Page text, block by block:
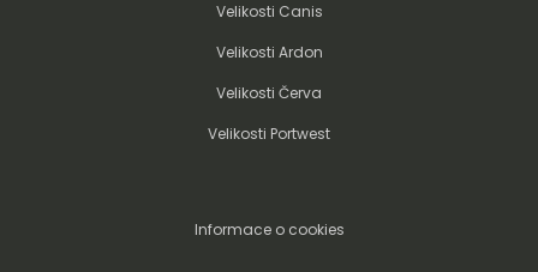
Velikosti Canis
Velikosti Ardon
Velikosti Červa
Velikosti Portwest
Informace o cookies